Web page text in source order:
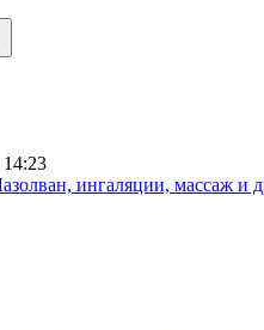
14:23
ингаляции, массаж и